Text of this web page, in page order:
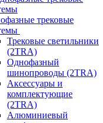
трековые
Трековые светильники
(2TRA)
Однофазный
шинопроводы (2TRA)
Аксессуары и
комплектующие
(2TRA)
Алюминиевый